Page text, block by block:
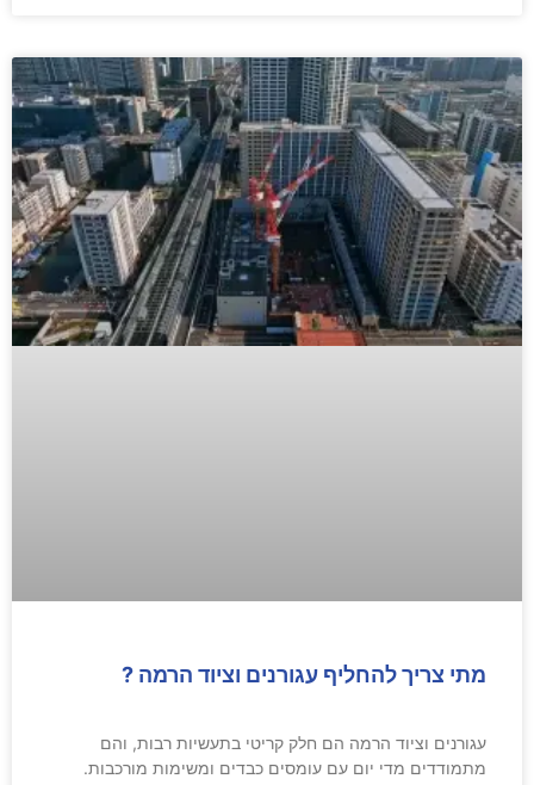
מתי צריך להחליף עגורנים וציוד הרמה ?
עגורנים וציוד הרמה הם חלק קריטי בתעשיות רבות, והם
מתמודדים מדי יום עם עומסים כבדים ומשימות מורכבות.